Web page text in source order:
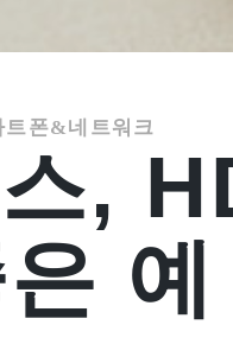
트폰&네트워크
,
예